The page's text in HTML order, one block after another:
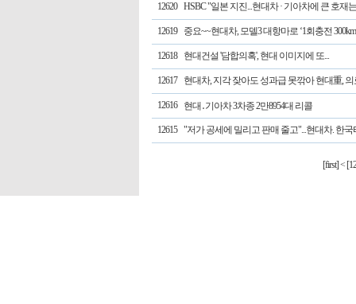
12620 HSBC "일본 지진...현대차 · 기아차에 큰 호재
12619 중요~~현대차, 모델3 대항마로 ‘1회충전
12618 현대건설 '담합의혹', 현대 이미지에 또...
12617 현대차, 지각 잦아도 성과급 못깎아 현대重, 의
12616 현대․기아차 3차종 2만8954대 리콜
12615 "저가 공세에 밀리고 판매 줄고"...현대차. 한
[first]<